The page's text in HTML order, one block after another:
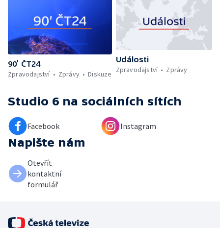
90’ ČT24
Zpravodajství
Zprávy Diskuze
Události
Zpravodajství
Zprávy
Studio 6 na sociálních sítích
Facebook Instagram
Napište nám
Otevřít
kontaktní
formulář